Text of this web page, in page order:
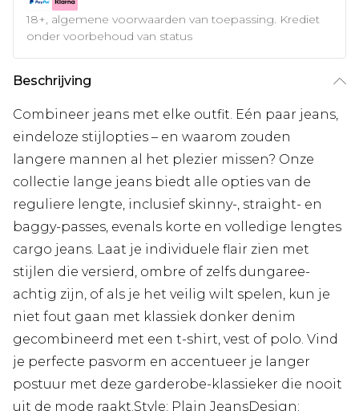
18+, algemene voorwaarden van toepassing. Krediet
onder voorbehoud van status
Beschrijving
Combineer jeans met elke outfit. Eén paar jeans,
eindeloze stijlopties – en waarom zouden
langere mannen al het plezier missen? Onze
collectie lange jeans biedt alle opties van de
reguliere lengte, inclusief skinny-, straight- en
baggy-passes, evenals korte en volledige lengtes
cargo jeans. Laat je individuele flair zien met
stijlen die versierd, ombre of zelfs dungaree-
achtig zijn, of als je het veilig wilt spelen, kun je
niet fout gaan met klassiek donker denim
gecombineerd met een t-shirt, vest of polo. Vind
je perfecte pasvorm en accentueer je langer
postuur met deze garderobe-klassieker die nooit
uit de mode raakt.Style: Plain JeansDesign: